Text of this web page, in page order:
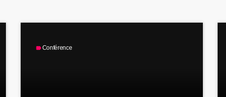
labelConférence